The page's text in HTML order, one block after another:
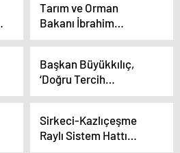
turizmi kaybedersek
şehri kaybederiz’
Tarım ve Orman
Bakanı İbrahim
Yumaklı, Kayseri
Birliği’nde tescil
başvurusu olduğunu
açıkladı
Başkan Büyükkılıç,
‘Doğru Tercih
Kampüs’te’ Gençlerle
Sirkeci-Kazlıçeşme
Raylı Sistem Hattı
pazartesi günü